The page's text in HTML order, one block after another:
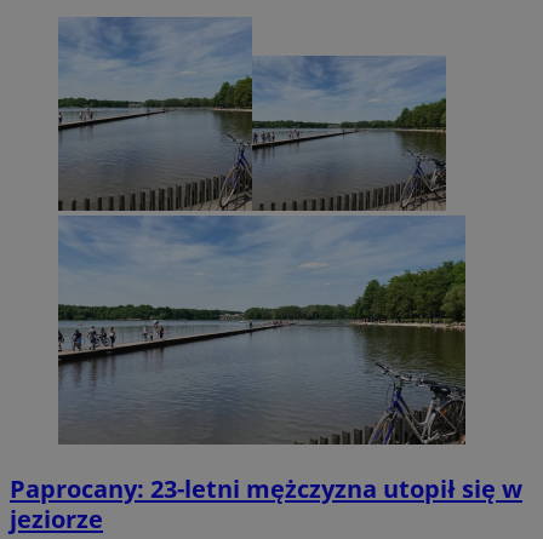
Paprocany: 23-letni mężczyzna utopił się w
jeziorze